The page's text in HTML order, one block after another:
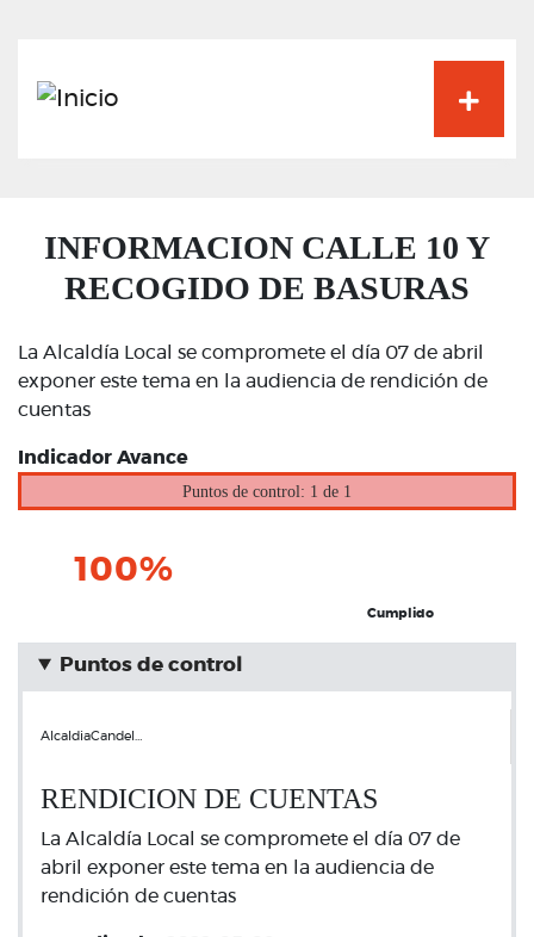
INFORMACION CALLE 10 Y
RECOGIDO DE BASURAS
La Alcaldía Local se compromete el día 07 de abril
exponer este tema en la audiencia de rendición de
cuentas
Indicador Avance
Puntos de control: 1 de 1
100%
Cumplido
Puntos de control
AlcaldiaCandel…
RENDICION DE CUENTAS
La Alcaldía Local se compromete el día 07 de
abril exponer este tema en la audiencia de
rendición de cuentas